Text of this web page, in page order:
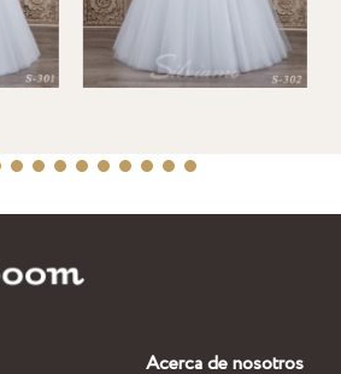
Acerca de nosotros